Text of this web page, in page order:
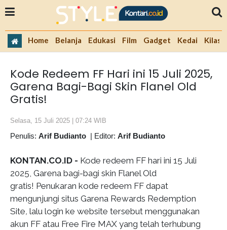
Home Belanja Edukasi Film Gadget Kedai Kilas
Kode Redeem FF Hari ini 15 Juli 2025,
Garena Bagi-Bagi Skin Flanel Old
Gratis!
Selasa, 15 Juli 2025 | 07:24 WIB
Penulis: Arif Budianto | Editor: Arif Budianto
KONTAN.CO.ID - Kode redeem FF hari ini 15 Juli
2025, Garena bagi-bagi skin Flanel Old
gratis! Penukaran kode redeem FF dapat
mengunjungi situs Garena Rewards Redemption
Site, lalu login ke website tersebut menggunakan
akun FF atau Free Fire MAX yang telah terhubung